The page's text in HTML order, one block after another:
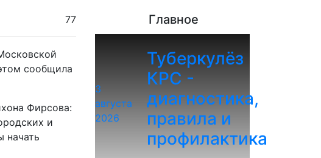
77
сообщила
Фирсова:
и
начать
Главное
3
августа
2026
Туберкулёз
КРС -
диагностика,
правила и
профилактика